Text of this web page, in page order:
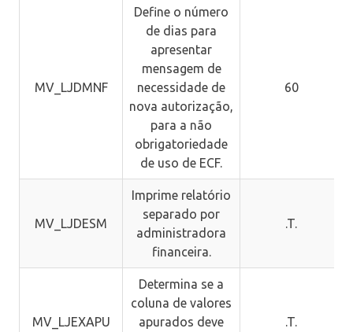
MV_LJDMNF
Define o número
de dias para
apresentar
mensagem de
necessidade de
nova autorização,
para a não
obrigatoriedade
de uso de ECF.
60
MV_LJDESM
Imprime relatório
separado por
administradora
financeira.
.T.
MV_LJEXAPU
Determina se a
coluna de valores
apurados deve
.T.